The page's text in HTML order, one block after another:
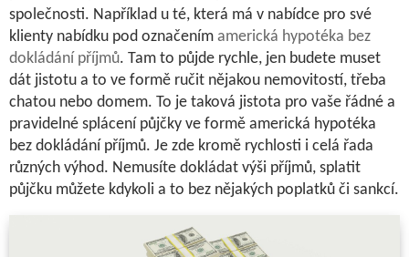
společnosti. Například u té, která má v nabídce pro své
klienty nabídku pod označením americká hypotéka bez
dokládání příjmů. Tam to půjde rychle, jen budete muset
dát jistotu a to ve formě ručit nějakou nemovitostí, třeba
chatou nebo domem. To je taková jistota pro vaše řádné a
pravidelné splácení půjčky ve formě americká hypotéka
bez dokládání příjmů. Je zde kromě rychlosti i celá řada
různých výhod. Nemusíte dokládat výši příjmů, splatit
půjčku můžete kdykoli a to bez nějakých poplatků či sankcí.